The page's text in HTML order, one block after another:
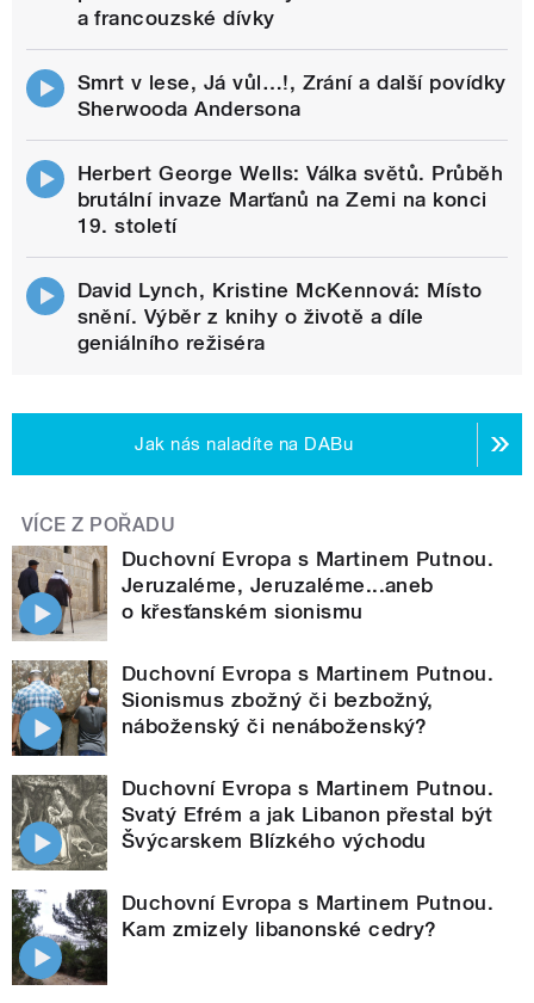
a francouzské dívky
Smrt v lese, Já vůl…!, Zrání a další povídky
Sherwooda Andersona
Herbert George Wells: Válka světů. Průběh
brutální invaze Marťanů na Zemi na konci
19. století
David Lynch, Kristine McKennová: Místo
snění. Výběr z knihy o životě a díle
geniálního režiséra
Jak nás naladíte na DABu
VÍCE Z POŘADU
Duchovní Evropa s Martinem Putnou.
Jeruzaléme, Jeruzaléme...aneb
o křesťanském sionismu
Duchovní Evropa s Martinem Putnou.
Sionismus zbožný či bezbožný,
náboženský či nenáboženský?
Duchovní Evropa s Martinem Putnou.
Svatý Efrém a jak Libanon přestal být
Švýcarskem Blízkého východu
Duchovní Evropa s Martinem Putnou.
Kam zmizely libanonské cedry?